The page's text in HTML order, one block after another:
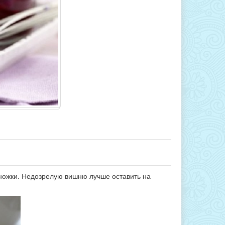
Недозрелую вишню лучше оставить на